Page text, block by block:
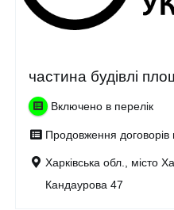
частина будівлі
Включено в перелік
Продовження договорів
Харківська обл., місто
Кандаурова 47